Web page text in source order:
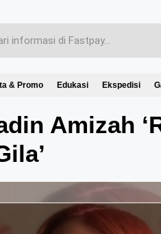
& Promo Edukasi Ekspedisi
Amizah